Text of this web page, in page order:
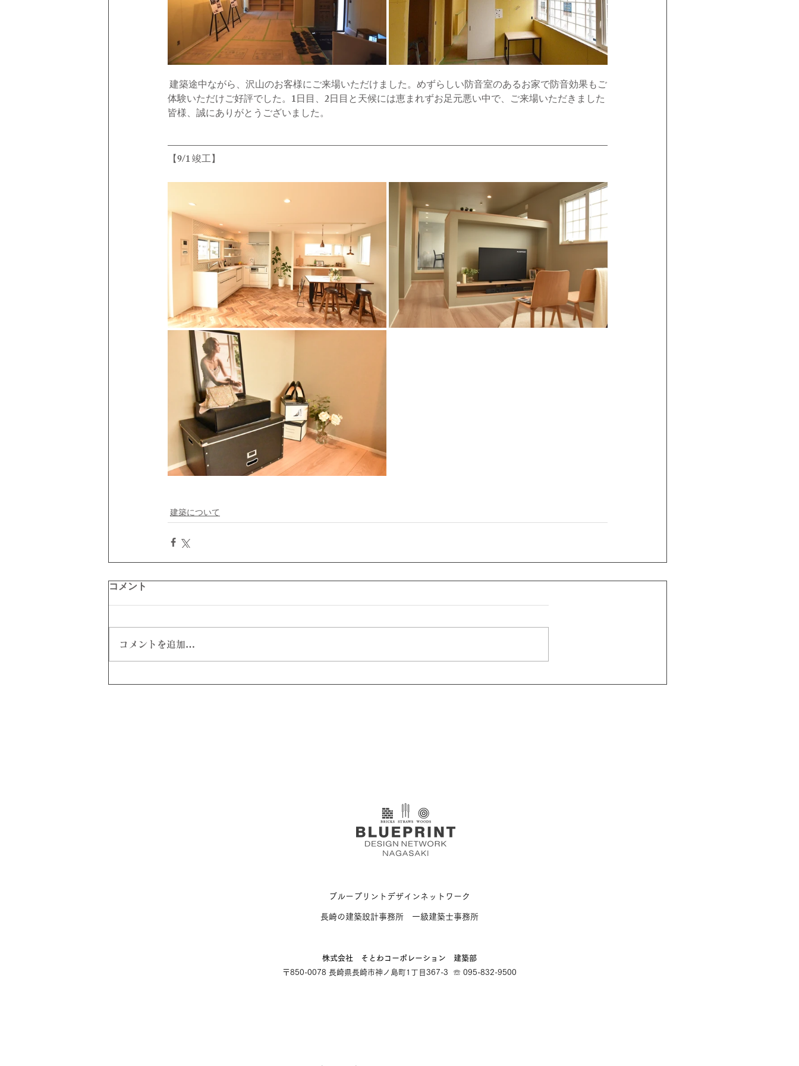
体験いただけご好評でした。1日目、2日目と天候には恵まれずお足元悪い中で、ご来場いただきました
皆様、誠にありがとうございました。
【9/1 竣工】
建築について
コメント
コメントを追加…
ブループリントデザインネットワーク
長崎の建築設計事務所 一級建築士事務所
​株式会社 そとわコーポレーション 建築部
〒850-0078 長崎県長崎市神ノ島町1丁目367-3 ☏ 095-832-9500